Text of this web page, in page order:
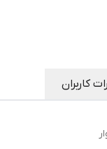
کاربران